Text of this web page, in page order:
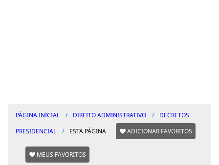
PÁGINA INICIAL DIREITO ADMINISTRATIVO
DECRETOS
PRESIDENCIAL
ESTA PÁGINA ADICIONAR FAVORITOS
MEUS FAVORITOS